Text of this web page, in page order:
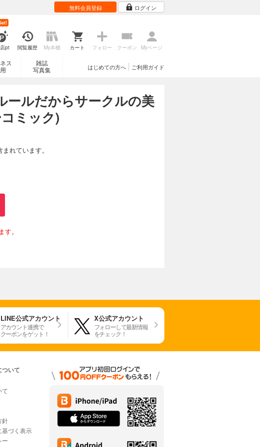
無料会員登録 ログイン
pt 閲覧履歴 My本棚 カート フォロー クーポン Myページ
ス
雑誌
写真集
ご利用ガイド
はじめての方へ
ールだからサークルの美
ミック)
れています。
。
LINE公式アカウント
アカウント連携で
クーポンをゲット！
X公式アカウント
フォローして最新情報
をチェック！
ついて
て
針
基づく表示
ー